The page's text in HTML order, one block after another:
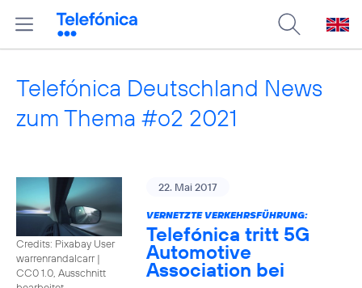
Telefónica Deutschland News
zum Thema #o2 2021
Credits: Pixabay User
warrenrandalcarr|
CC0 1.0, Ausschnitt
22. Mai 2017
VERNETZTE VERKEHRSFÜHRUNG:
Telefónica tritt 5G
Automotive
Association bei